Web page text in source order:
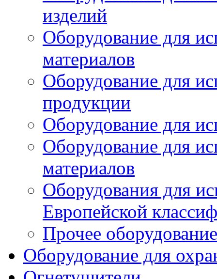
изделий
Оборудование для
материалов
Оборудование для
продукции
Оборудование для
Оборудование для
материалов
Оборудования для
Европейской
Прочее оборудование
Оборудование для